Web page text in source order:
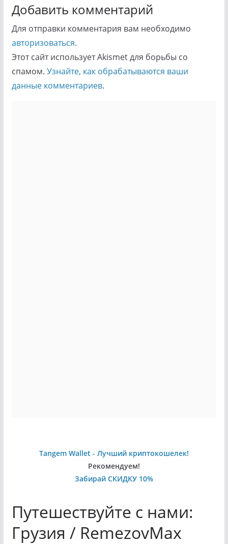
Добавить комментарий
Для отправки комментария вам необходимо
авторизоваться.
Этот сайт использует Akismet для борьбы со
спамом. Узнайте, как обрабатываются ваши
данные комментариев.
Tangem Wallet - Лучший криптокошелек!
Рекомендуем!
Забирай СКИДКУ 10%
Путешествуйте с нами:
Грузия / RemezovMax